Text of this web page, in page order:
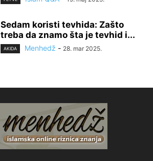
Sedam koristi tevhida: Zašto
treba da znamo šta je tevhid i...
AKIDA Menhedž - 28. mar 2025.